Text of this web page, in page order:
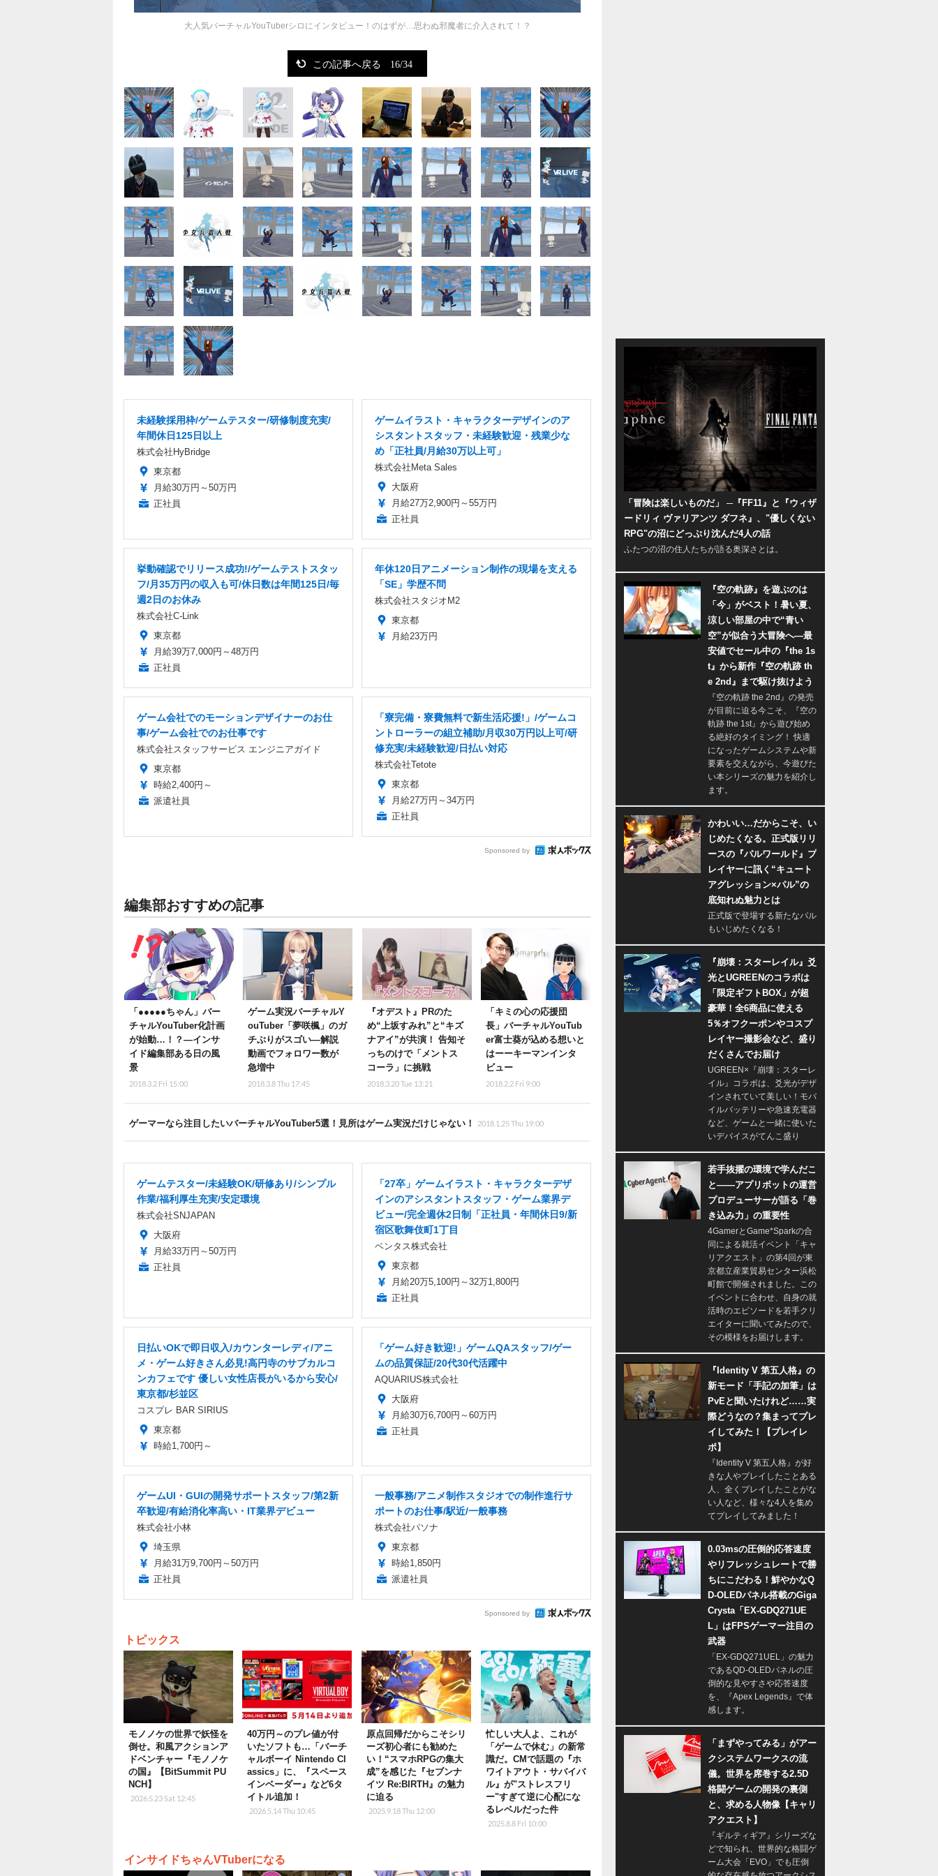
大人気バーチャルYouTuberシロにインタビュー！のはずが…思わぬ邪魔者に介入されて！？
この記事へ戻る 16/34
未経験採用枠/ゲームテスター/研修制度充実/
年間休日125日以上
株式会社HyBridge
東京都
月給30万円～50万円
正社員
ゲームイラスト・キャラクターデザインのア
シスタントスタッフ・未経験歓迎・残業少な
め「正社員/月給30万以上可」
株式会社Meta Sales
大阪府
月給27万2,900円～55万円
正社員
挙動確認でリリース成功!/ゲームテストスタッ
フ/月35万円の収入も可/休日数は年間125日/毎
週2日のお休み
株式会社C-Link
東京都
月給39万7,000円～48万円
正社員
年休120日アニメーション制作の現場を支える
「SE」学歴不問
株式会社スタジオM2
東京都
月給23万円
ゲーム会社でのモーションデザイナーのお仕
事/ゲーム会社でのお仕事です
株式会社スタッフサービス エンジニアガイド
東京都
時給2,400円～
派遣社員
「寮完備・寮費無料で新生活応援!」/ゲームコ
ントローラーの組立補助/月収30万円以上可/研
修充実/未経験歓迎/日払い対応
株式会社Tetote
東京都
月給27万円～34万円
正社員
Sponsored by
編集部おすすめの記事
「●●●●●ちゃん」バー
チャルYouTuber化計画
が始動…！？―インサ
イド編集部ある日の風
景
2018.3.2 Fri 15:00
ゲーム実況バーチャルY
ouTuber「夢咲楓」のガ
チぶりがスゴい―解説
動画でフォロワー数が
急増中
2018.3.8 Thu 17:45
『オデスト』PRのた
め“上坂すみれ”と“キズ
ナアイ”が共演！ 告知そ
っちのけで「メントス
コーラ」に挑戦
2018.3.20 Tue 13:21
「キミの心の応援団
長」バーチャルYouTub
er富士葵が込める想いと
はーーキーマンインタ
ビュー
2018.2.2 Fri 9:00
ゲーマーなら注目したいバーチャルYouTuber5選！見所はゲーム実況だけじゃない！ 2018.1.25 Thu 19:00
ゲームテスター/未経験OK/研修あり/シンプル
作業/福利厚生充実/安定環境
株式会社SNJAPAN
大阪府
月給33万円～50万円
正社員
「27卒」ゲームイラスト・キャラクターデザ
インのアシスタントスタッフ・ゲーム業界デ
ビュー/完全週休2日制「正社員・年間休日9/新
宿区歌舞伎町1丁目
ベンタス株式会社
東京都
月給20万5,100円～32万1,800円
正社員
日払いOKで即日収入/カウンターレディ/アニ
メ・ゲーム好きさん必見!高円寺のサブカルコ
ンカフェです 優しい女性店長がいるから安心/
東京都/杉並区
コスプレ BAR SIRIUS
東京都
時給1,700円～
「ゲーム好き歓迎!」ゲームQAスタッフ/ゲー
ムの品質保証/20代30代活躍中
AQUARIUS株式会社
大阪府
月給30万6,700円～60万円
正社員
ゲームUI・GUIの開発サポートスタッフ/第2新
卒歓迎/有給消化率高い・IT業界デビュー
株式会社小林
埼玉県
月給31万9,700円～50万円
正社員
一般事務/アニメ制作スタジオでの制作進行サ
ポートのお仕事/駅近/一般事務
株式会社パソナ
東京都
時給1,850円
派遣社員
Sponsored by
トピックス
モノノケの世界で妖怪を
倒せ。和風アクションア
ドベンチャー『モノノケ
の国』【BitSummit PU
NCH】
2026.5.23 Sat 12:45
40万円～のプレ値が付
いたソフトも…「バーチ
ャルボーイ Nintendo Cl
assics」に、『スペース
インベーダー』など6タ
イトル追加！
2026.5.14 Thu 10:45
原点回帰だからこそシリ
ーズ初心者にも勧めた
い！“スマホRPGの集大
成”を感じた『セブンナ
イツ Re:BIRTH』の魅力
に迫る
2025.9.18 Thu 12:00
忙しい大人よ、これが
「ゲームで休む」の新常
識だ。CMで話題の『ホ
ワイトアウト・サバイバ
ル』が"ストレスフリ
ー"すぎて逆に心配にな
るレベルだった件
2025.8.8 Fri 10:00
インサイドちゃんVTuberになる
「冒険は楽しいものだ」 ─『FF11』と『ウィザ
ードリィ ヴァリアンツ ダフネ』、"優しくない
RPG"の沼にどっぷり沈んだ4人の話
ふたつの沼の住人たちが語る奥深さとは。
『空の軌跡』を遊ぶのは
「今」がベスト！暑い夏、
涼しい部屋の中で“青い
空”が似合う大冒険へ―最
安値でセール中の『the 1s
t』から新作『空の軌跡 th
e 2nd』まで駆け抜けよう
『空の軌跡 the 2nd』の発売
が目前に迫る今こそ、『空の
軌跡 the 1st』から遊び始め
る絶好のタイミング！ 快適
になったゲームシステムや新
要素を交えながら、今遊びた
い本シリーズの魅力を紹介し
ます。
かわいい…だからこそ、い
じめたくなる。正式版リリ
ースの『パルワールド』プ
レイヤーに訊く“キュート
アグレッション×パル”の
底知れぬ魅力とは
正式版で登場する新たなパル
もいじめたくなる！
『崩壊：スターレイル』爻
光とUGREENのコラボは
「限定ギフトBOX」が超
豪華！全6商品に使える
5％オフクーポンやコスプ
レイヤー撮影会など、盛り
だくさんでお届け
UGREEN×『崩壊：スターレ
イル』コラボは、爻光がデザ
インされていて美しい！モバ
イルバッテリーや急速充電器
など、ゲームと一緒に使いた
いデバイスがてんこ盛り
若手抜擢の環境で学んだこ
と――アプリボットの運営
プロデューサーが語る「巻
き込み力」の重要性
4GamerとGame*Sparkの合
同による就活イベント「キャ
リアクエスト」の第4回が東
京都立産業貿易センター浜松
町館で開催されました。この
イベントに合わせ、自身の就
活時のエピソードを若手クリ
エイターに聞いてみたので、
その模様をお届けします。
『Identity V 第五人格』の
新モード「手記の加筆」は
PvEと聞いたけれど……実
際どうなの？集まってプレ
イしてみた！【プレイレ
ポ】
『Identity V 第五人格』が好
きな人やプレイしたことある
人、全くプレイしたことがな
い人など、様々な4人を集め
てプレイしてみました！
0.03msの圧倒的応答速度
やリフレッシュレートで勝
ちにこだわる！鮮やかなQ
D-OLEDパネル搭載のGiga
Crysta「EX-GDQ271UE
L」はFPSゲーマー注目の
武器
「EX-GDQ271UEL」の魅力
であるQD-OLEDパネルの圧
倒的な見やすさや応答速度
を、『Apex Legends』で体
感します。
「まずやってみる」がアー
クシステムワークスの流
儀。世界を席巻する2.5D
格闘ゲームの開発の裏側
と、求める人物像【キャリ
アクエスト】
『ギルティギア』シリーズな
どで知られ、世界的な格闘ゲ
ーム大会「EVO」でも圧倒